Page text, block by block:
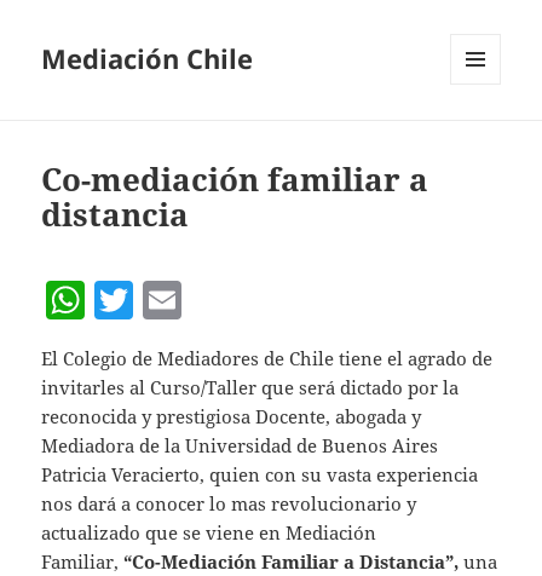
Mediación Chile
Co-mediación familiar a
distancia
W
h
at
s
A
p
p
T
w
itt
er
m
ai
l
El Colegio de Mediadores de Chile tiene el agrado de
invitarles al Curso/Taller que será dictado por la
reconocida y prestigiosa Docente, abogada y
Mediadora de la Universidad de Buenos Aires
Patricia Veracierto, quien con su vasta experiencia
nos dará a conocer lo mas revolucionario y
actualizado que se viene en Mediación
Familiar,“Co-Mediación Familiar a Distancia”,una